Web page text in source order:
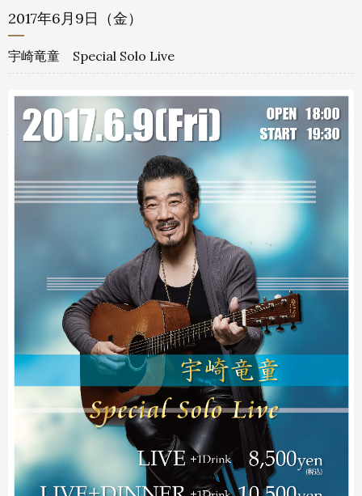
2017年6月9日（金）
宇崎竜童 Special Solo Live
会場
Jazz Club Billie（下関）
18:00 開場 ／ 19:30 開演
10,500円（LIVE＋DINNER＋1Drink）
http://billie.jp/
2026年12月 2026年11月
2026年10月
2026年9月
2026年8月
2026年7月
2026年6月
2026年5月
2026年3月
2025年12月
2025年11月
2025年10月
2025年9月
2025年7月
2025年6月
2025年5月
2025年4月